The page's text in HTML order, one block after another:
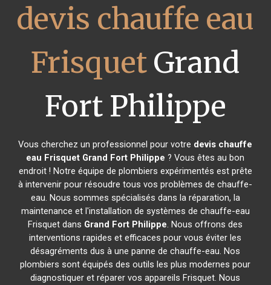
devis chauffe eau
Frisquet Grand
Fort Philippe
Vous cherchez un professionnel pour votre devis chauffe
eau Frisquet Grand Fort Philippe ? Vous êtes au bon
endroit ! Notre équipe de plombiers expérimentés est prête
à intervenir pour résoudre tous vos problèmes de chauffe-
eau. Nous sommes spécialisés dans la réparation, la
maintenance et l'installation de systèmes de chauffe-eau
Frisquet dans Grand Fort Philippe. Nous offrons des
interventions rapides et efficaces pour vous éviter les
désagréments dus à une panne de chauffe-eau. Nos
plombiers sont équipés des outils les plus modernes pour
diagnostiquer et réparer vos appareils Frisquet. Nous